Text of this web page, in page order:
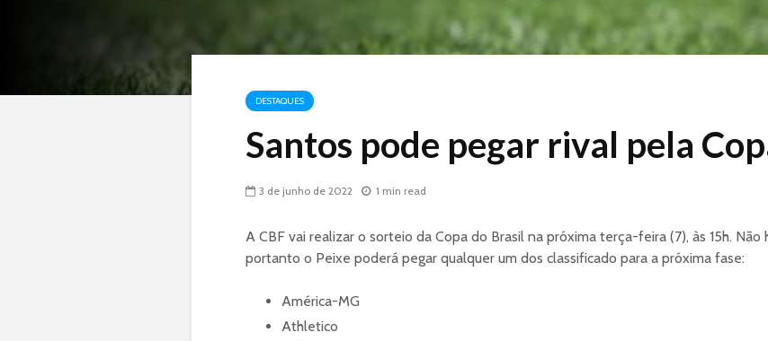
DESTAQUES
Santos pode pegar rival pela
3 de junho de 2022 1 min read
A CBF vai realizar o sorteio da Copa do Brasil na próxima terça-feira (7), às 15h. Não
portanto o Peixe poderá pegar qualquer um dos classificado para a próxima fase:
América-MG
Athletico